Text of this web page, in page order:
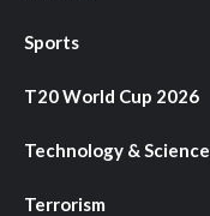
Sports
T20 World Cup 2026
Technology & Science
Terrorism